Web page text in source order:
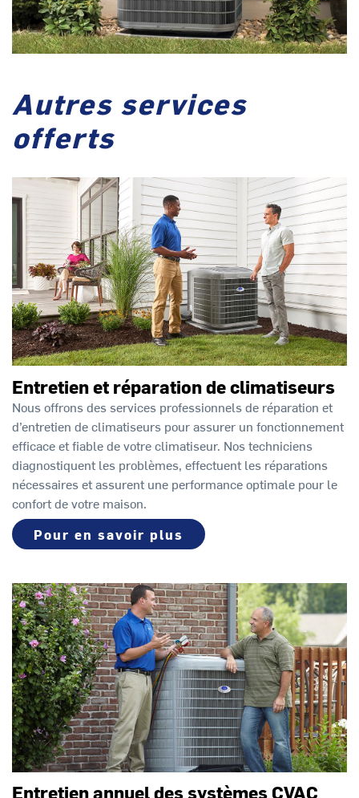
Autres services
offerts
Entretien et réparation de climatiseurs
Nous offrons des services professionnels de réparation et
d’entretien de climatiseurs pour assurer un fonctionnement
efficace et fiable de votre climatiseur. Nos techniciens
diagnostiquent les problèmes, effectuent les réparations
nécessaires et assurent une performance optimale pour le
confort de votre maison.
Pour en savoir plus
Entretien annuel des systèmes CVAC